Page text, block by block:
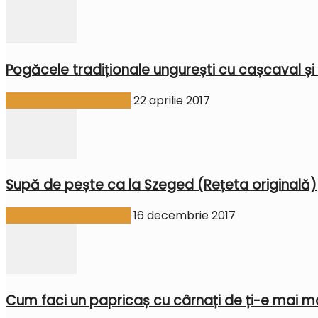
Pogăcele tradiționale ungurești cu cașcaval și
22 aprilie 2017
Supă de pește ca la Szeged (Rețeta originală)
16 decembrie 2017
Cum faci un papricaș cu cârnați de ți-e mai